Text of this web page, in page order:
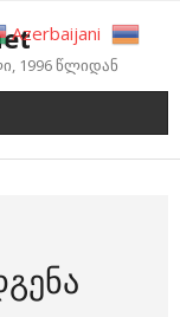
1996 წლიდან
Azerbaijani